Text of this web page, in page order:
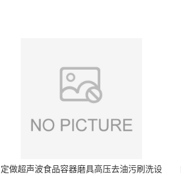
定做超声波食品容器磨具高压去油污刷洗设